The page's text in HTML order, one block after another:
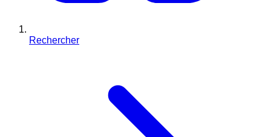
Rechercher